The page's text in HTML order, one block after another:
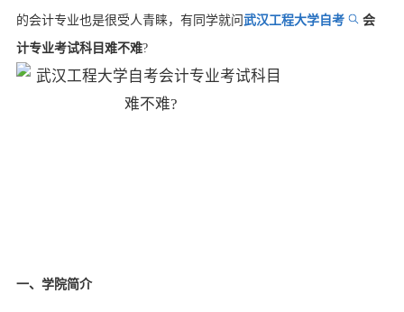
的会计专业也是很受人青睐，有同学就问 武汉工程大学自考 会
计专业考试科目难不难?
一、学院简介